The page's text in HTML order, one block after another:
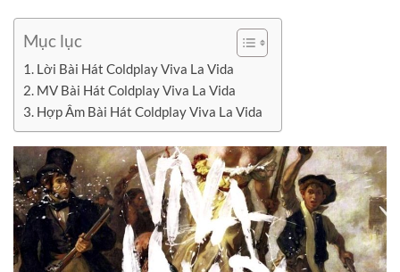
Mục lục
Lời Bài Hát Coldplay Viva La Vida
MV Bài Hát Coldplay Viva La Vida
Hợp Âm Bài Hát Coldplay Viva La Vida